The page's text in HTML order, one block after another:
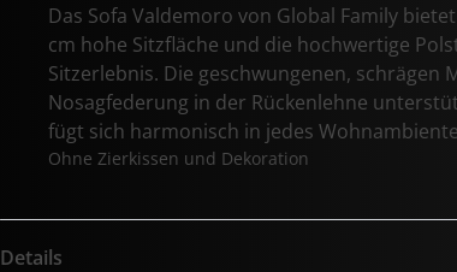
Das Sofa Valdemoro von Global Family
cm hohe Sitzfläche und die hochwertige
Sitzerlebnis. Die geschwungenen,
Nosagfederung in der Rückenlehne
fügt sich harmonisch in jedes
Ohne Zierkissen und Dekoration
Details